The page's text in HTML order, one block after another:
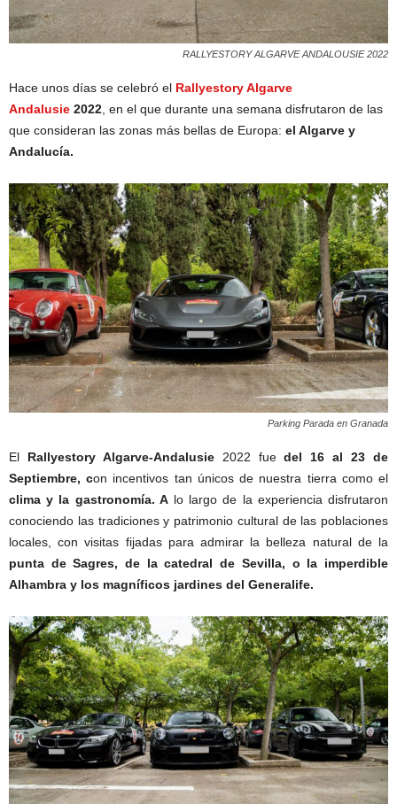
RALLYESTORY ALGARVE ANDALOUSIE 2022
Hace unos días se celebró el Rallyestory Algarve
Andalusie 2022, en el que durante una semana disfrutaron de las
que consideran las zonas más bellas de Europa: el Algarve y
Andalucía.
Parking Parada en Granada
El Rallyestory Algarve-Andalusie2022 fuedel 16 al 23 de
Septiembre, con incentivos tan únicos de nuestra tierra como el
clima y la gastronomía. Alo largo de la experiencia disfrutaron
conociendo las tradiciones y patrimonio cultural de las poblaciones
locales, con visitas fijadas para admirar la belleza natural de la
punta de Sagres, de la catedral de Sevilla, o la imperdible
Alhambra y los magníficos jardines del Generalife.